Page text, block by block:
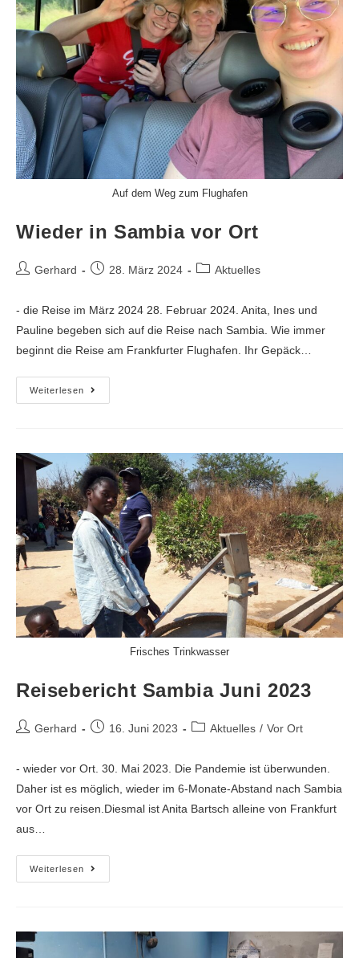
Auf dem Weg zum Flughafen
Wieder in Sambia vor Ort
Gerhard 28. März 2024 Aktuelles
- die Reise im März 2024 28. Februar 2024. Anita, Ines und
Pauline begeben sich auf die Reise nach Sambia. Wie immer
beginnt die Reise am Frankfurter Flughafen. Ihr Gepäck…
Weiterlesen
Frisches Trinkwasser
Reisebericht Sambia Juni 2023
Gerhard 16. Juni 2023 Aktuelles / Vor Ort
- wieder vor Ort. 30. Mai 2023. Die Pandemie ist überwunden.
Daher ist es möglich, wieder im 6-Monate-Abstand nach Sambia
vor Ort zu reisen.Diesmal ist Anita Bartsch alleine von Frankfurt
aus…
Weiterlesen